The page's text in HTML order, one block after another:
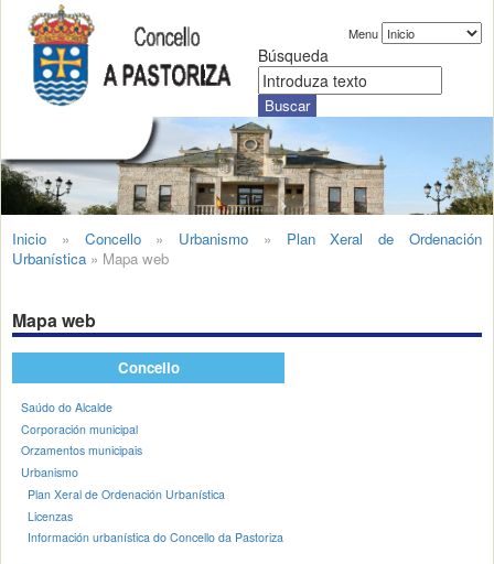
Menu
Búsqueda
Inicio » Concello» Urbanismo » Plan Xeral de Ordenación
Urbanística » Mapa web
Mapa web
Concello
Saúdo do Alcalde
Corporación municipal
Orzamentos municipais
Urbanismo
Plan Xeral de Ordenación Urbanística
Licenzas
Información urbanística do Concello da Pastoriza